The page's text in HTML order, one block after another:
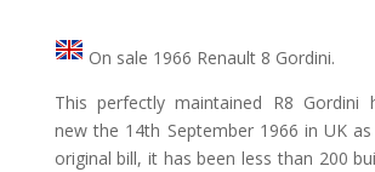
On sale 1966 Renault 8 Gordini.
This perfectly maintained R8 Gordini
new the 14th September 1966 in UK
original bill, it has been less than 200